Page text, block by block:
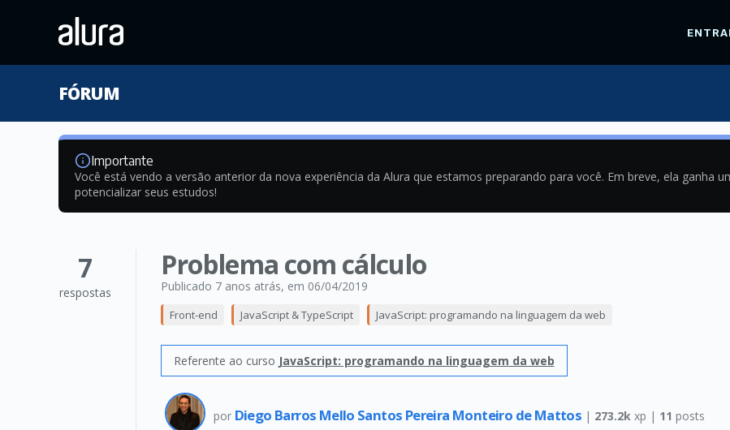
FÓRUM
Importante
Você está vendo a versão anterior da nova experiência da Alura que estamos preparando para você. Em breve, ela ganha
potencializar seus estudos!
7
respostas
Problema com cálculo
Publicado 7 anos atrás, em 06/04/2019
Front-end JavaScript & TypeScript JavaScript: programando na linguagem da web
Referente ao curso JavaScript: programando na linguagem da web
por Diego Barros Mello Santos Pereira Monteiro de Mattos | 273.2k xp | 11 posts